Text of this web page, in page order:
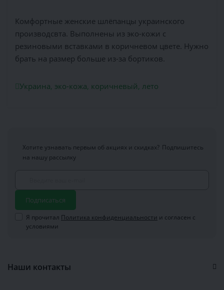
Комфортные женские шлёпанцы украинского
производсвта. Выполнены из эко-кожи с
резиновыми вставками в коричневом цвете. Нужно
брать на размер больше из-за бортиков.
Украина, эко-кожа, коричневый, лето
Хотите узнавать первым об акциях и скидках? Подпишитесь
на нашу рассылку
Подписаться
Я прочитал Политика конфиденциальности и согласен с
условиями
Наши контакты